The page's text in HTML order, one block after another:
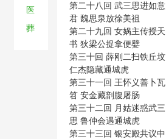
医
葬
第二十八回 武三思进如意
君 魏思泉放徐美祖
第二十九回 女娲主传授天
书 狄梁公捉拿便嬖
第三十回 薛刚二扫铁丘坟
仁杰隐藏通城虎
第三十一回 王怀义善卜瓦
笤 安金藏剖腹屠肠
第三十二回 月姑迷惑武三
思 鲁仲会遇通城虎
第三十三回 银安殿共议中